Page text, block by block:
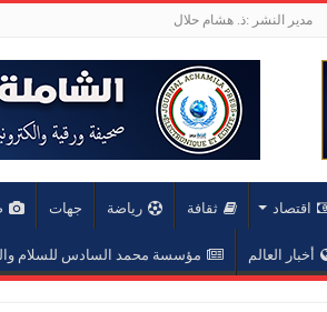
مدير النشر :ذ. هشام حلال
اقتصاد ثقافة رياضة جهات
أخبار العالم مؤسسة محمد السادس للسلام